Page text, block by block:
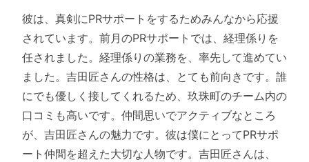
彼は、真剣にPRサポートをするためみんなから応援
されています。前月のPRサポートでは、経理係りを
任されました。経理係りの業務を、率先して進めてい
ました。吉田匠さんの性格は、とても前向きです。誰
にでも優しく接してくれるため、玖珠町のチーム内の
口コミも高いです。仲間思いでアクティブなところ
が、吉田匠さんの魅力です。彼は僕にとってPRサポ
ート仲間を超えた大切な人物です。吉田匠さんは、